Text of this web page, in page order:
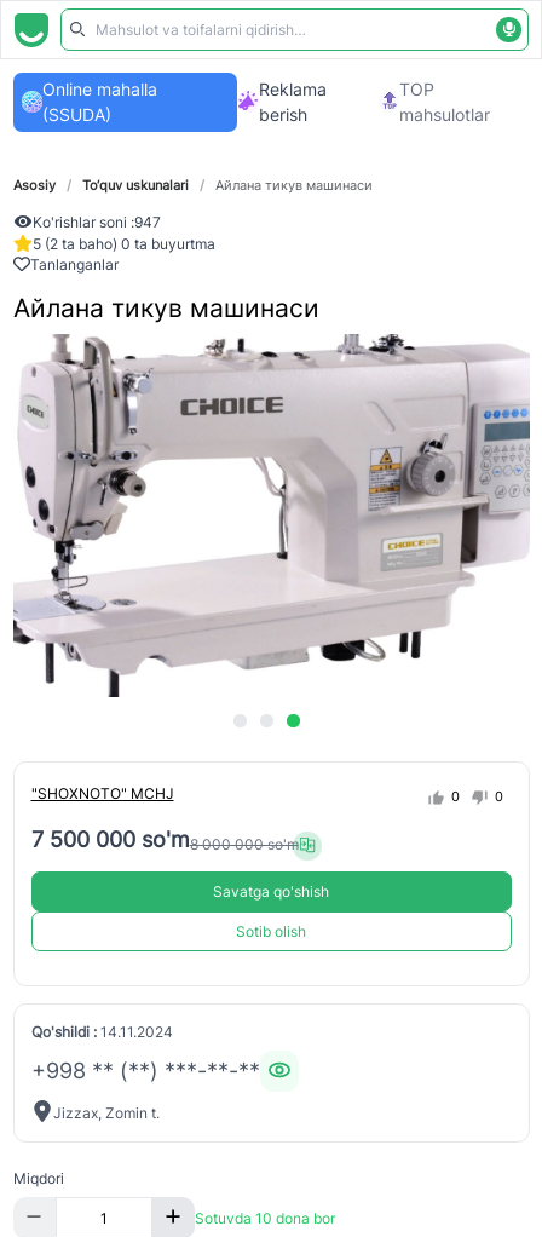
Online mahalla
(SSUDA)
Reklama
berish
TOP
mahsulotlar
Asosiy / To‘quv uskunalari / Айлана тикув машинаси
Ko'rishlar soni :947
5 (2 ta baho) 0 ta buyurtma
Tanlanganlar
Айлана тикув машинаси
"SHOXNOTO" MCHJ 0 0
7 500 000 so'm8 000 000 so'm
Savatga qo'shish
Sotib olish
Qo'shildi :14.11.2024
+998 ** (**) ***-**-**
Jizzax, Zomin t.
Miqdori
Sotuvda 10 dona bor